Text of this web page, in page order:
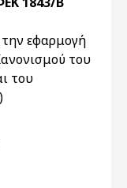
εφαρμογή
του
του
page